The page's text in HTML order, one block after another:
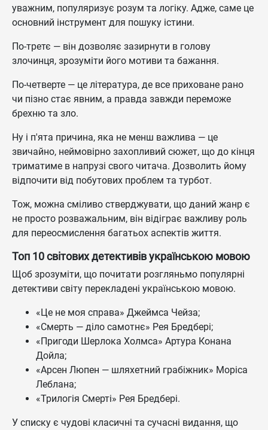
уважним, популяризує розум та логіку. Адже, саме це
основний інструмент для пошуку істини.
По-третє — він дозволяє зазирнути в голову
злочинця, зрозуміти його мотиви та бажання.
По-четверте — це література, де все приховане рано
чи пізно стає явним, а правда завжди переможе
брехню та зло.
Ну і п'ята причина, яка не менш важлива — це
звичайно, неймовірно захопливий сюжет, що до кінця
триматиме в напрузі свого читача. Дозволить йому
відпочити від побутових проблем та турбот.
Тож, можна сміливо стверджувати, що даний жанр є
не просто розважальним, він відіграє важливу роль
для переосмислення багатьох аспектів життя.
Топ 10 світових детективів українською мовою
Щоб зрозуміти, що почитати розгляньмо популярні
детективи світу перекладені українською мовою.
«Це не моя справа» Джеймса Чейза;
«Смерть — діло самотнє» Рея Бредбері;
«Пригоди Шерлока Холмса» Артура Конана
Дойла;
«Арсен Люпен — шляхетний грабіжник» Моріса
Леблана;
«Трилогія Cмерті» Рея Бредбері.
У списку є чудові класичні та сучасні видання, що